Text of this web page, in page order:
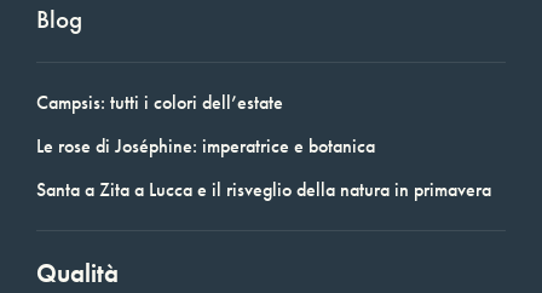
Blog
Campsis: tutti i colori dell’estate
Le rose di Joséphine: imperatrice e botanica
Santa a Zita a Lucca e il risveglio della natura in primavera
Qualità